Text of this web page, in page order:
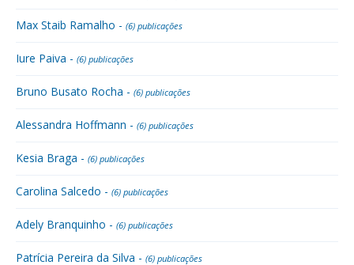
Max Staib Ramalho - (6) publicações
Iure Paiva - (6) publicações
Bruno Busato Rocha - (6) publicações
Alessandra Hoffmann - (6) publicações
Kesia Braga - (6) publicações
Carolina Salcedo - (6) publicações
Adely Branquinho - (6) publicações
Patrícia Pereira da Silva - (6) publicações